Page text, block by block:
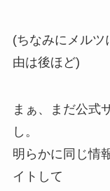
(ちなみにメルツ
由は後ほど)
まぁ、まだ公式
し。
明らかに同じ情
イトして